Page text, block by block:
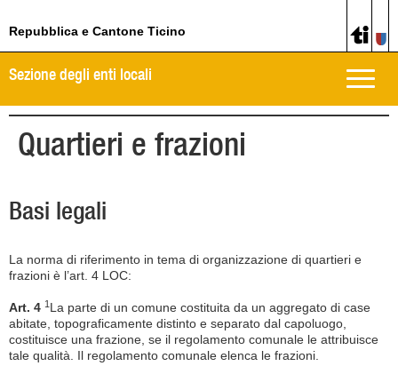
Repubblica e Cantone Ticino
Toggle
Sezione degli enti locali
Quartieri e frazioni
Basi legali
La norma di riferimento in tema di organizzazione di quartieri e
frazioni è l’art. 4 LOC:
Art. 4 1 La parte di un comune costituita da un aggregato di case
abitate, topograficamente distinto e separato dal capoluogo,
costituisce una frazione, se il regolamento comunale le attribuisce
tale qualità. Il regolamento comunale elenca le frazioni.